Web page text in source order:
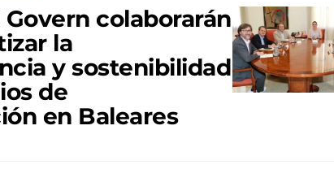
colaborarán
la
y sostenibilidad
de
en Baleares